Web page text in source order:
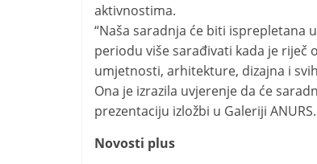
aktivnostima.
“Naša saradnja će biti
periodu više sarađivati kada je
umjetnosti, arhitekture, dizajna i
Ona je izrazila uvjerenje da će
prezentaciju izložbi u Galeriji
Novosti plus